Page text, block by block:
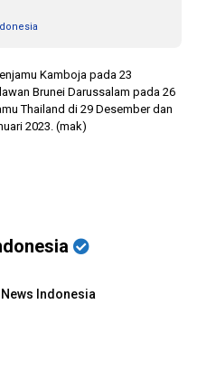
Kamboja pada 23
Brunei Darussalam pada 26
Thailand di 29 Desember dan
2023. (mak)
Indonesia